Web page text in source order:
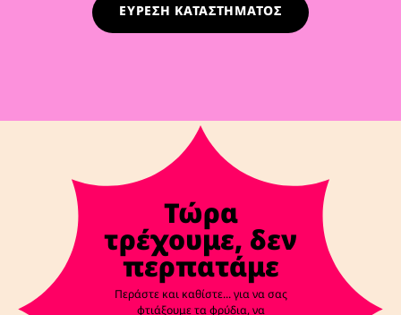
ΕΥΡΕΣΗ ΚΑΤΑΣΤΗΜΑΤΟΣ
Τώρα
τρέχουμε, δεν
περπατάμε
Περάστε και καθίστε... για να σας
φτιάξουμε τα φρύδια, να